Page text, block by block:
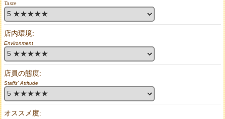
Taste
店内環境:
Environment
店員の態度:
Staffs' Attitude
オススメ度: